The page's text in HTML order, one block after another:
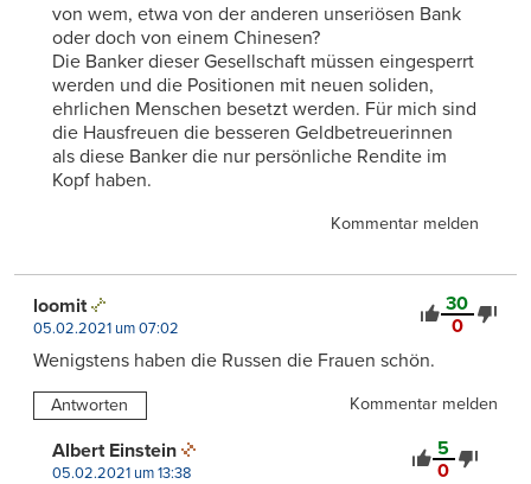
von wem, etwa von der anderen unseriösen Bank
oder doch von einem Chinesen?
Die Banker dieser Gesellschaft müssen eingesperrt
werden und die Positionen mit neuen soliden,
ehrlichen Menschen besetzt werden. Für mich sind
die Hausfreuen die besseren Geldbetreuerinnen
als diese Banker die nur persönliche Rendite im
Kopf haben.
Kommentar melden
30
0
loomit
05.02.2021 um 07:02
Wenigstens haben die Russen die Frauen schön.
Antworten Kommentar melden
5
0
Albert Einstein
05.02.2021 um 13:38